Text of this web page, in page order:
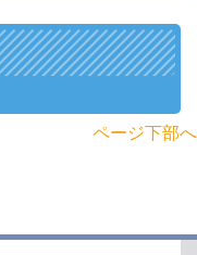
ページ下部へ